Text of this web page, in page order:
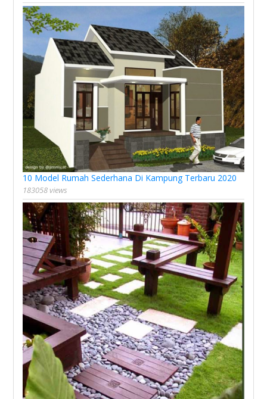
10 Model Rumah Sederhana Di Kampung Terbaru 2020
183058 views